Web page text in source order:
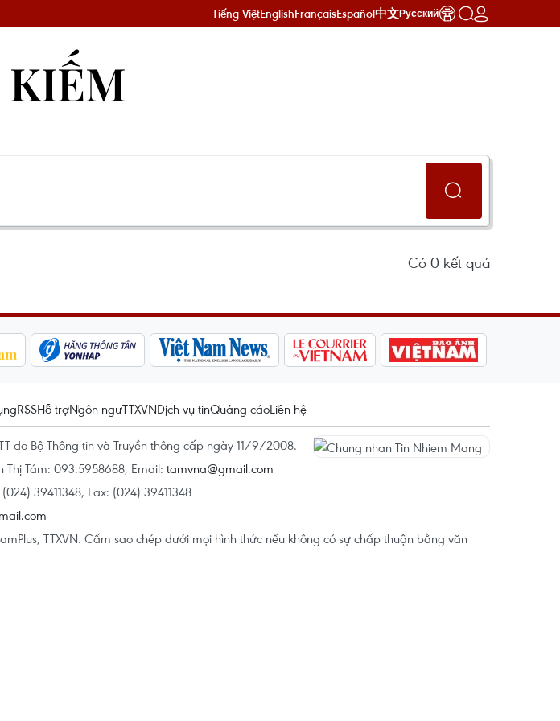
Tiếng ViệtEnglishFrançaisEspañol中文Русский
Có 0 kết quả
RSSHỗ trợNgôn ngữTTXVNDịch vụ tinQuảng cáoLiên hệ
do Bộ Thông tin và Truyền thông cấp ngày 11/9/2008.
Thị Tám: 093.5958688, Email: tamvna@gmail.com
39411348, Fax: (024) 39411348
TTXVN. Cấm sao chép dưới mọi hình thức nếu không có sự chấp thuận bằng văn